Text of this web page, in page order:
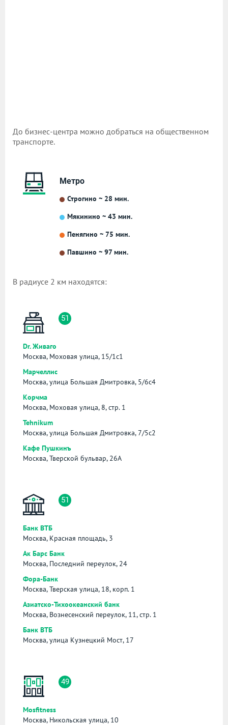
До бизнес-центра можно добраться на общественном
транспорте.
Метро
Строгино ~ 28 мин.
Мякинино ~ 43 мин.
Пенягино ~ 75 мин.
Павшино ~ 97 мин.
В радиусе 2 км находятся:
51
Dr. Живаго
Москва, Моховая улица, 15/1с1
Марчеллис
Москва, улица Большая Дмитровка, 5/6с4
Корчма
Москва, Моховая улица, 8, стр. 1
Tehnikum
Москва, улица Большая Дмитровка, 7/5с2
Кафе Пушкинъ
Москва, Тверской бульвар, 26А
51
Банк ВТБ
Москва, Красная площадь, 3
Ак Барс Банк
Москва, Последний переулок, 24
Фора-Банк
Москва, Тверская улица, 18, корп. 1
Азиатско-Тихоокеанский банк
Москва, Вознесенский переулок, 11, стр. 1
Банк ВТБ
Москва, улица Кузнецкий Мост, 17
49
Mosfitness
Москва, Никольская улица, 10